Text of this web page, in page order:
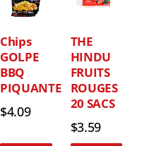
Chips
GOLPE
BBQ
PIQUANTE
$4.09
THE
HINDU
FRUITS
ROUGES
20 SACS
$3.59